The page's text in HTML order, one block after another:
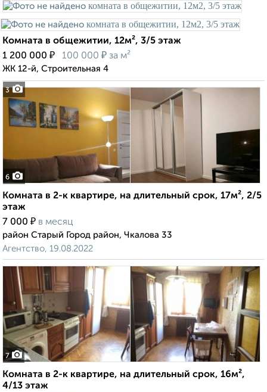
3
Комната в общежитии, 12м², 3/5 этаж
1 200 000 ₽ 100 000 ₽ за м²
ЖК 12-й, Строительная 4
6
Комната в 2-к квартире, на длительный срок, 17м², 2/5
этаж
7 000 ₽ в месяц
район Старый Город район, Чкалова 33
Агентство, 19.08.2022
7
Комната в 2-к квартире, на длительный срок, 16м²,
4/13 этаж